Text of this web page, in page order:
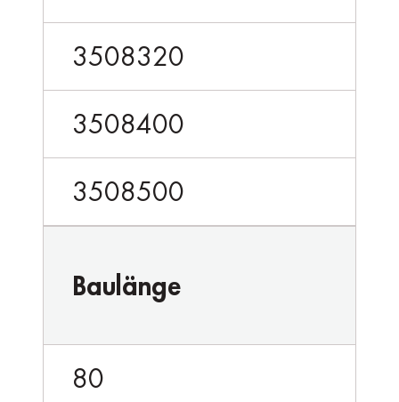
3508320
3508400
3508500
Baulänge
80